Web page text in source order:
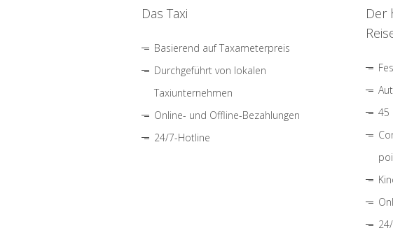
Das Taxi
Basierend auf Taxameterpreis
Durchgeführt von lokalen
Taxiunternehmen
Online- und Offline-Bezahlungen
24/7-Hotline
Der
45